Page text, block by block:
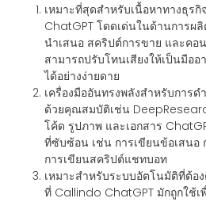
เหมาะที่สุดสำหรับเนื้อหาทางธุรกิ
ChatGPT โดดเด่นในด้านการ
นำเสนอ สคริปต์การขาย และคอ
สามารถปรับโทนเสียงให้เป็นมือ
ได้อย่างง่ายดาย
เครื่องมืออันทรงพลังสำหรับการด
ด้วยคุณสมบัติเช่น
โค้ด รูปภาพ และเอกสาร
ที่ซับซ้อน เช่น การเขียนข้อเสนอ
การเขียนสคริปต์แชทบอท
เหมาะสำหรับระบบอัตโนมัติที่ต้อ
ที่ Callindo ChatGPT มักถูกใช้